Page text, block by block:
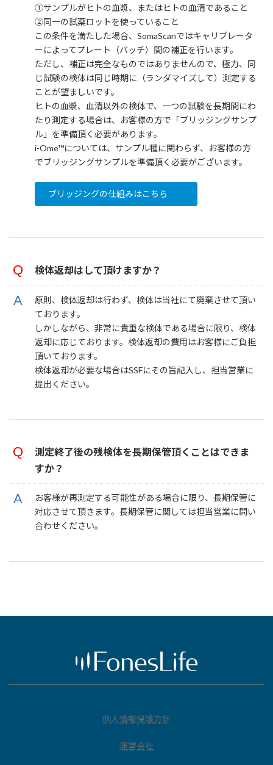
①サンプルがヒトの血漿、またはヒトの血清であること
②同一の試薬ロットを使っていること
この条件を満たした場合、SomaScanではキャリブレータ
ーによってプレート（バッチ）間の補正を行います。
ただし、補正は完全なものではありませんので、極力、同
じ試験の検体は同じ時期に（ランダマイズして）測定する
ことが望ましいです。
ヒトの血漿、血清以外の検体で、一つの試験を長期間にわ
たり測定する場合は、お客様の方で「ブリッジングサンプ
ル」を準備頂く必要があります。
i-Ome™︎については、サンプル種に関わらず、お客様の方
でブリッジングサンプルを準備頂く必要がございます。
ブリッジングの仕組みはこちら
検体返却はして頂けますか？
原則、検体返却は行わず、検体は当社にて廃棄させて頂い
ております。
しかしながら、非常に貴重な検体である場合に限り、検体
返却に応じております。検体返却の費用はお客様にご負担
頂いております。
検体返却が必要な場合はSSFにその旨記入し、担当営業に
提出ください。
測定終了後の残検体を長期保管頂くことはできま
すか？
お客様が再測定する可能性がある場合に限り、長期保管に
対応させて頂きます。長期保管に関しては担当営業に問い
合わせください。
個人情報保護方針
運営会社